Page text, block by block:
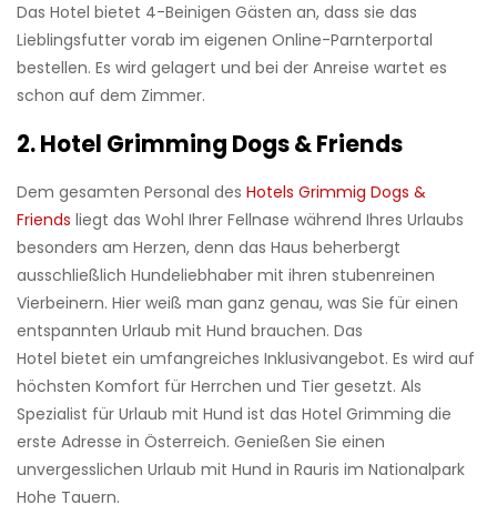
Das Hotel bietet 4-Beinigen Gästen an, dass sie das
Lieblingsfutter vorab im eigenen Online-Parnterportal
bestellen. Es wird gelagert und bei der Anreise wartet es
schon auf dem Zimmer.
2. Hotel Grimming Dogs & Friends
Dem gesamten Personal des Hotels Grimmig Dogs &
Friends liegt das Wohl Ihrer Fellnase während Ihres Urlaubs
besonders am Herzen, denn das Haus beherbergt
ausschließlich Hundeliebhaber mit ihren stubenreinen
Vierbeinern. Hier weiß man ganz genau, was Sie für einen
entspannten Urlaub mit Hund brauchen. Das
Hotel bietet ein umfangreiches Inklusivangebot. Es wird auf
höchsten Komfort für Herrchen und Tier gesetzt. Als
Spezialist für Urlaub mit Hund ist das Hotel Grimming die
erste Adresse in Österreich. Genießen Sie einen
unvergesslichen Urlaub mit Hund in Rauris im Nationalpark
Hohe Tauern.